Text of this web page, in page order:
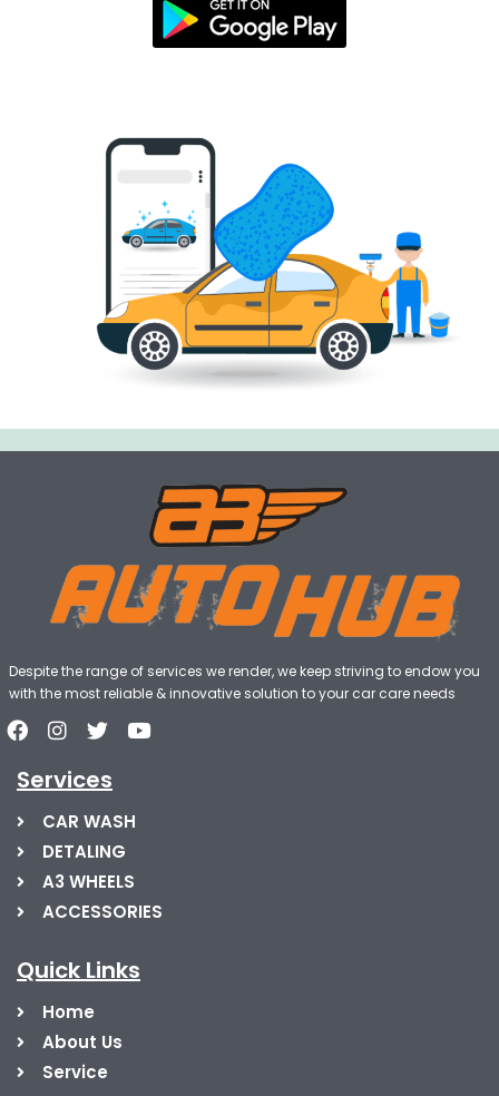
Despite the range of services we render, we keep striving to endow you
with the most reliable & innovative solution to your car care needs
Services
CAR WASH
DETALING
A3 WHEELS
ACCESSORIES
Quick Links
Home
About Us
Service